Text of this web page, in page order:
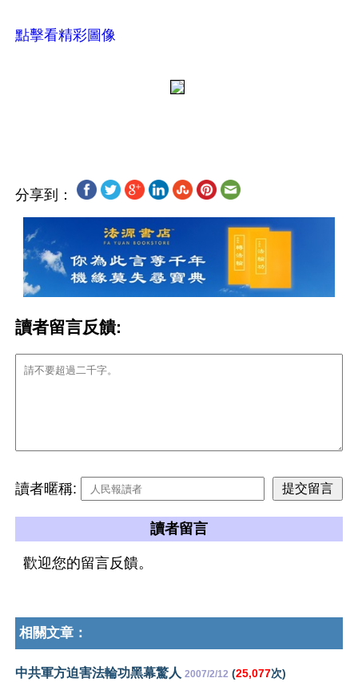
點擊看精彩圖像
分享到：
讀者留言反饋:
讀者暱稱:
讀者留言
歡迎您的留言反饋。
相關文章：
中共軍方迫害法輪功黑幕驚人 2007/2/12 (25,077次)